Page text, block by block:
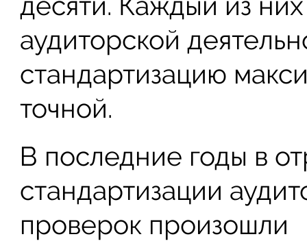
аудиторской
стандартизацию
точной.
В последние годы в
стандартизации
проверок произошли